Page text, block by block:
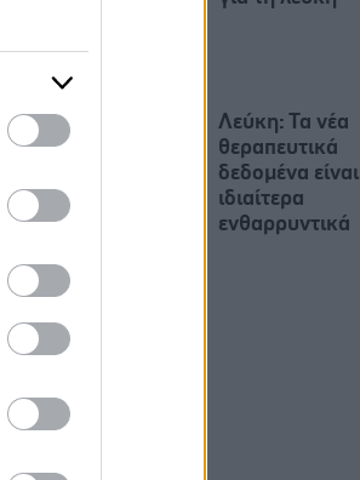
Λεύκη: Τα νέα
θεραπευτικά
δεδομένα είναι
ιδιαίτερα
ενθαρρυντικά